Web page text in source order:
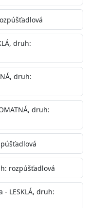
zaobchádzanie na
aplikácie
pištoľ
: áno
L (ISO 2811)
druh:
druh:
druh:
rozpúšťadlová
LESKLÁ, druh: